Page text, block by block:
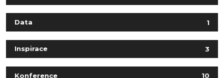
Data 1
Inspirace 3
Konference 10